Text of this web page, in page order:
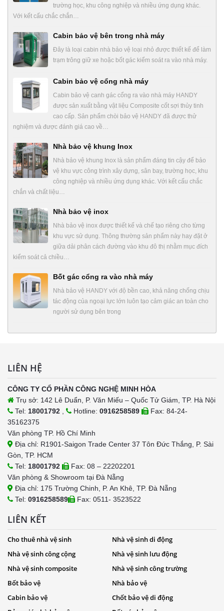
trường học, khu công nghiệp và nhiều ứng dụng khác.
Với kết cấu chắc chắn…
Cabin bảo vệ bên trong nhà máy
Đây là loại cabin nhà bảo vệ loại nhỏ được thiết kế để làm
trạm trông giữ xe hoặc bốt gác kiểm soát ra vào nhà máy.
Cabin bảo vệ cổng nhà máy
Cabin bảo vệ canh gác cổng ra vào nhà máy HANDY
được sản xuất bằng vật liệu Composite cốt sợi thủy tinh
cao cấp. Sản phẩm chòi bảo vệ HANDY đã được thử
nghiệm và được đánh giá cao về…
Nhà bảo vệ khung Inox
Nhà bảo vệ khung Inox là sản phẩm đáng tin cậy để bảo
vệ khu vực công trình xây dựng, sân bay, trường học, khu
công nghiệp và nhiều ứng dụng khác. Với kết cấu chắc
chắn và chất liệu…
Nhà bảo vệ inox
Nhà bảo vệ inox được thiết kế và chế tạo riêng cho từng
khu vực sử dụng. Thông thường sản phẩm này hay đặt ở
giữa dải phân cách đường vào khu đô thị nhằm mục đích
kiểm soát cả chiều…
Bốt gác cổng ra vào nhà máy
Nhà bảo vệ HANDY với độ bền cao, khả năng chống chịu
tác động của ngoại lực lớn luôn tạo cảm giác an toàn cho
người sử dụng bên trong
LIÊN HỆ
CÔNG TY CỔ PHẦN CÔNG NGHỆ MINH HÒA
Trụ sở: 142 Lê Duẩn, P. Văn Miếu – Quốc Tử Giám, TP. Hà Nội
Tel: 18001792 Hotline: 0916258589
Fax: 84-24-
35162375
Văn phòng TP. Hồ Chí Minh
Địa chỉ: R1901-Saigon Trade Center 37 Tôn Đức Thắng, P. Sài
Gòn, TP. HCM
Tel: 18001792
Fax: 08 – 22202201
Văn phòng & Showroom tại Đà Nẵng
Địa chỉ: 175 Trường Chinh, P. An Khê, TP. Đà Nẵng
Tel: 0916258589 Fax: 0511- 3523522
LIÊN KẾT
Cho thuê nhà vệ sinh
Nhà vệ sinh di động
Nhà vệ sinh công cộng
Nhà vệ sinh lưu động
Nhà vệ sinh composite
Nhà vệ sinh công trường
Bốt bảo vệ
Nhà bảo vệ
Cabin bảo vệ
Chốt bảo vệ di động